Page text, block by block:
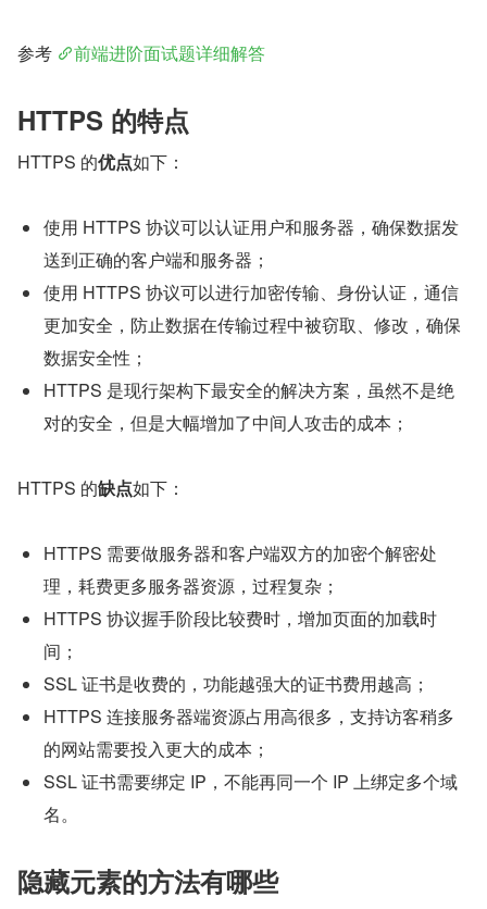
参考 前端进阶面试题详细解答
HTTPS 的特点
HTTPS 的优点如下：
使用 HTTPS 协议可以认证用户和服务器，确保数据发
送到正确的客户端和服务器；
使用 HTTPS 协议可以进行加密传输、身份认证，通信
更加安全，防止数据在传输过程中被窃取、修改，确保
数据安全性；
HTTPS 是现行架构下最安全的解决方案，虽然不是绝
对的安全，但是大幅增加了中间人攻击的成本；
HTTPS 的缺点如下：
HTTPS 需要做服务器和客户端双方的加密个解密处
理，耗费更多服务器资源，过程复杂；
HTTPS 协议握手阶段比较费时，增加页面的加载时
间；
SSL 证书是收费的，功能越强大的证书费用越高；
HTTPS 连接服务器端资源占用高很多，支持访客稍多
的网站需要投入更大的成本；
SSL 证书需要绑定 IP，不能再同一个 IP 上绑定多个域
名。
隐藏元素的方法有哪些